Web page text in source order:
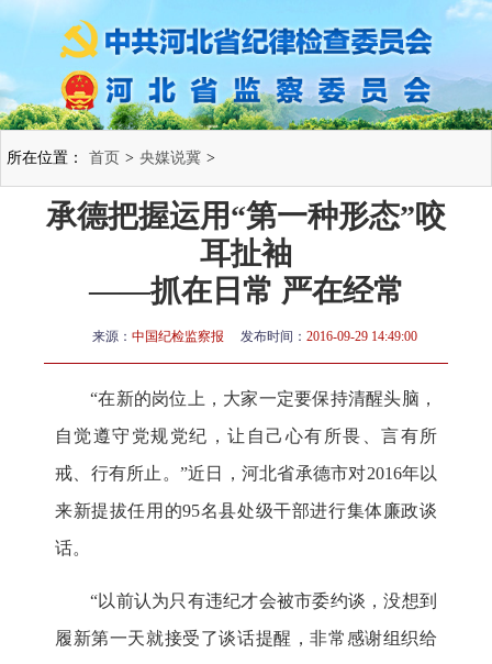
所在位置： 首页 > 央媒说冀 >
承德把握运用“第一种形态”咬
耳扯袖
——抓在日常 严在经常
来源： 中国纪检监察报 发布时间： 2016-09-29 14:49:00
“在新的岗位上，大家一定要保持清醒头脑，
自觉遵守党规党纪，让自己心有所畏、言有所
戒、行有所止。 ”近日，河北省承德市对2016年以
来新提拔任用的95名县处级干部进行集体廉政谈
话。
“以前认为只有违纪才会被市委约谈，没想到
履新第一天就接受了谈话提醒，非常感谢组织给